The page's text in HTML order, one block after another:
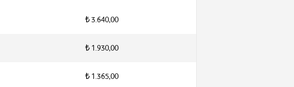
₺ 3.640,00
₺ 1.930,00
₺ 1.365,00